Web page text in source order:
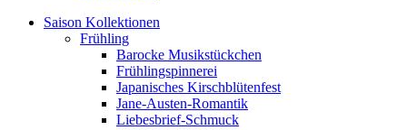
Saison Kollektionen
Frühling
Barocke Musikstückchen
Frühlingspinnerei
Japanisches Kirschblütenfest
Jane-Austen-Romantik
Liebesbrief-Schmuck